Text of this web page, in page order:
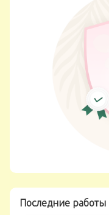
Последние работы